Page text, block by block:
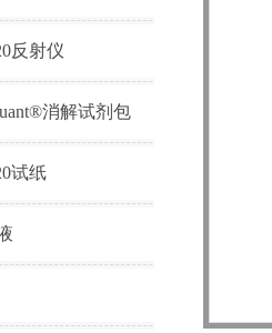
反射仪
消解试剂包
试纸